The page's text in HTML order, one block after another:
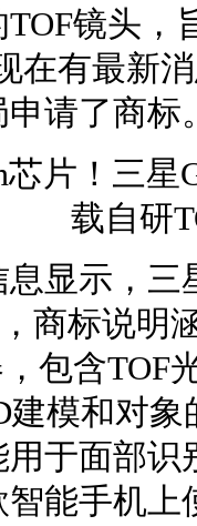
镜头
在有最新
请了商标
显示，
商标说明
，包含
建模和对
于面部
能手机